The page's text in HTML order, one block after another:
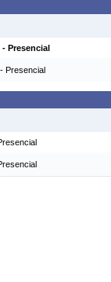
- Presencial
Presencial